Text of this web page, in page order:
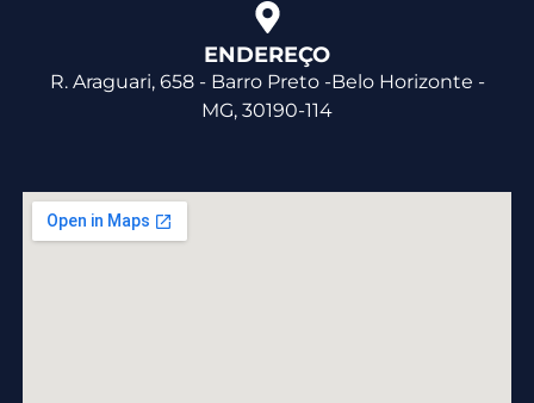
ENDEREÇO
R. Araguari, 658 - Barro Preto -Belo Horizonte -
MG, 30190-114